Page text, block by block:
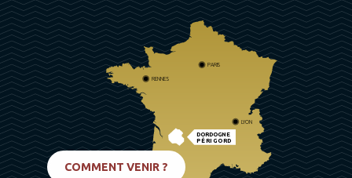
DORDOGNE
PÉRIGORD
PARIS
RENNES
LYON
COMMENT VENIR ?